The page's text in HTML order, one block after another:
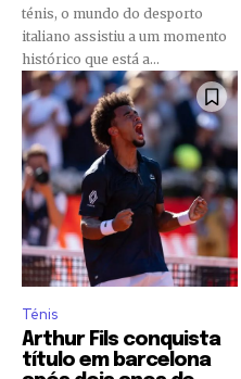
ténis, o mundo do desporto
italiano assistiu a um momento
histórico que está a...
Ténis
Arthur Fils conquista
título em barcelona